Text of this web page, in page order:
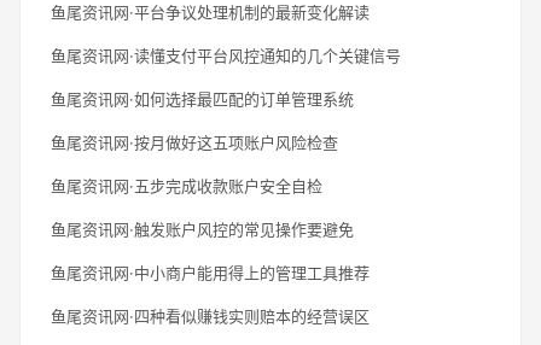
鱼尾资讯网·平台争议处理机制的最新变化解读
鱼尾资讯网·读懂支付平台风控通知的几个关键信号
鱼尾资讯网·如何选择最匹配的订单管理系统
鱼尾资讯网·按月做好这五项账户风险检查
鱼尾资讯网·五步完成收款账户安全自检
鱼尾资讯网·触发账户风控的常见操作要避免
鱼尾资讯网·中小商户能用得上的管理工具推荐
鱼尾资讯网·四种看似赚钱实则赔本的经营误区